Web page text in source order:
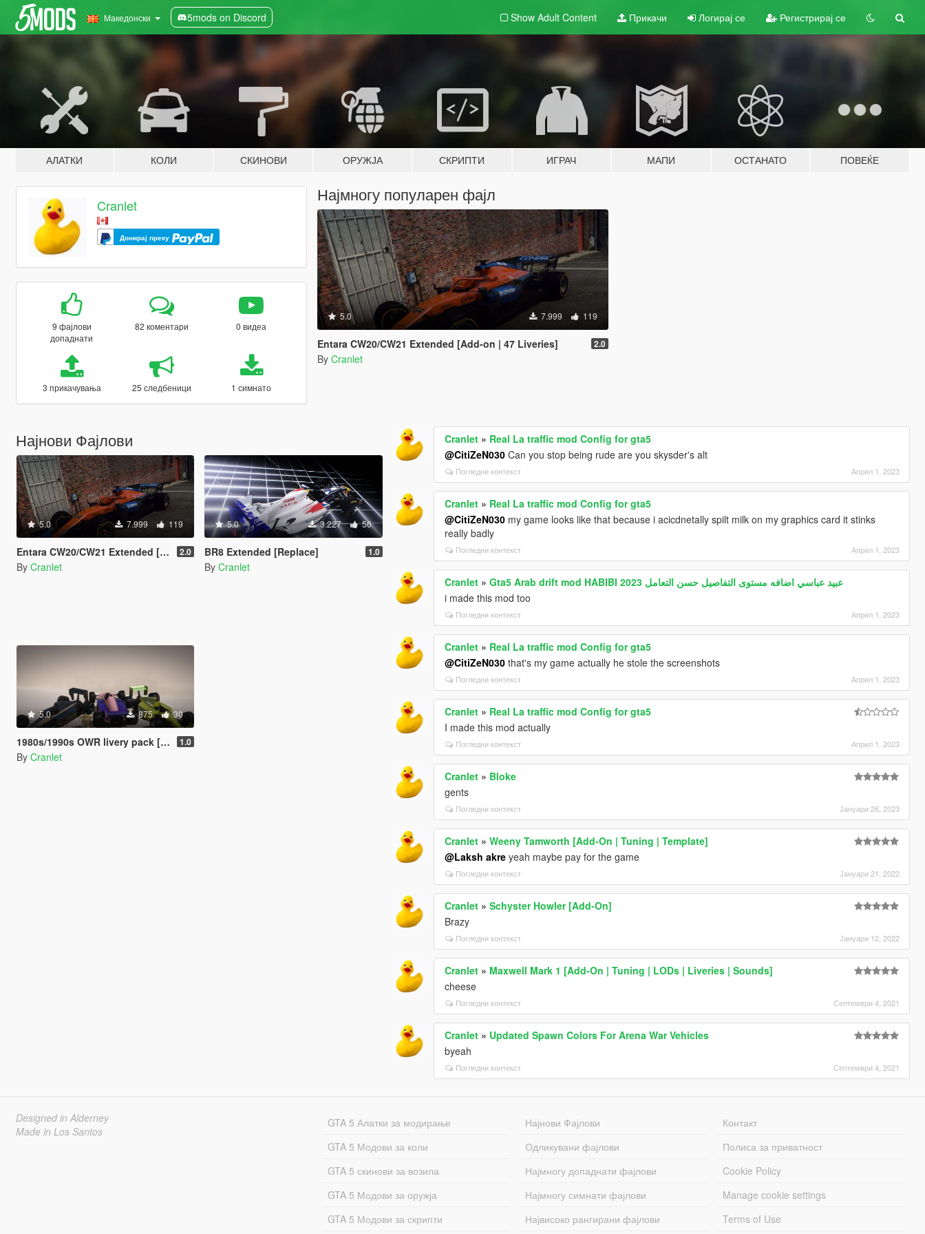
Македонски 5mods on Discord Show Adult Content Прикачи Логирај се Регистрирај се
АЛАТКИ КОЛИ СКИНОВИ ОРУЖЈА СКРИПТИ ИГРАЧ МАПИ ОСТАНАТО ПОВЕЌЕ
Cranlet
Донирај преку
9 фајлови
допаднати
82 коментари 0 видеа
3 прикачувања 25 следбеници 1 симнато
Најмногу популарен фајл
5.0 7.999 119
Entara CW20/CW21 Extended [Add-on | 47 Liveries] 2.0
By Cranlet
Најнови Фајлови
5.0 7.999 119
Entara CW20/CW21 Extended [Add-on | 47 Liveries] 2.0
By Cranlet
5.0 3.227 56
BR8 Extended [Replace] 1.0
By Cranlet
5.0 875 30
1980s/1990s OWR livery pack [Add-on | Lore-friendly | PR4 | R88 ] 1.0
By Cranlet
Cranlet » Real La traffic mod Config for gta5
@CitiZeN030 Can you stop being rude are you skysder's alt
Погледни контекст Април 1, 2023
Cranlet » Real La traffic mod Config for gta5
@CitiZeN030 my game looks like that because i acicdnetally spilt milk on my graphics card it stinks
really badly
Погледни контекст Април 1, 2023
Cranlet »
Gta5 Arab drift mod HABIBI 2023 عبيد عباسي اضافه مستوى التفاصيل حسن التعامل
i made this mod too
Погледни контекст Април 1, 2023
Cranlet » Real La traffic mod Config for gta5
@CitiZeN030 that's my game actually he stole the screenshots
Погледни контекст Април 1, 2023
Cranlet » Real La traffic mod Config for gta5
I made this mod actually
Погледни контекст Април 1, 2023
Cranlet » Bloke
gents
Погледни контекст Јануари 26, 2023
Cranlet »Weeny Tamworth [Add-On | Tuning | Template]
@Laksh akre yeah maybe pay for the game
Погледни контекст Јануари 21, 2022
Cranlet »Schyster Howler [Add-On]
Brazy
Погледни контекст Јануари 12, 2022
Cranlet » Maxwell Mark 1 [Add-On | Tuning | LODs | Liveries | Sounds]
cheese
Погледни контекст Септември 4, 2021
Cranlet » Updated Spawn Colors For Arena War Vehicles
byeah
Погледни контекст Септември 4, 2021
Designed in Alderney
Made in Los Santos
GTA 5 Алатки за модирање
GTA 5 Модови за коли
GTA 5 скинови за возила
GTA 5 Модови за оружја
GTA 5 Модови за скрипти
Најнови Фајлови
Одликувани фајлови
Најмногу допаднати фајлови
Најмногу симнати фајлови
Највисоко рангирани фајлови
Контакт
Полиса за приватност
Cookie Policy
Manage cookie settings
Terms of Use